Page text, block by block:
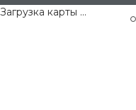
Загрузка карты ...